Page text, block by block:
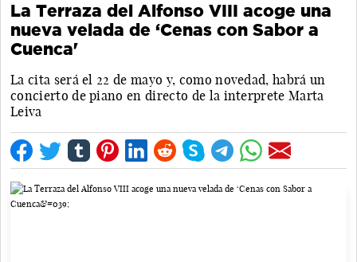
La Terraza del Alfonso VIII acoge una
nueva velada de ‘Cenas con Sabor a
Cuenca'
La cita será el 22 de mayo y, como novedad, habrá un
concierto de piano en directo de la interprete Marta
Leiva